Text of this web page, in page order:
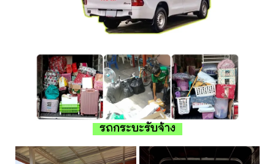
รถกระบะรับจ้าง